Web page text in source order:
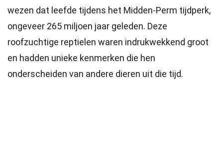
wezen dat leefde tijdens het Midden-Perm tijdperk,
ongeveer 265 miljoen jaar geleden. Deze
roofzuchtige reptielen waren indrukwekkend groot
en hadden unieke kenmerken die hen
onderscheiden van andere dieren uit die tijd.